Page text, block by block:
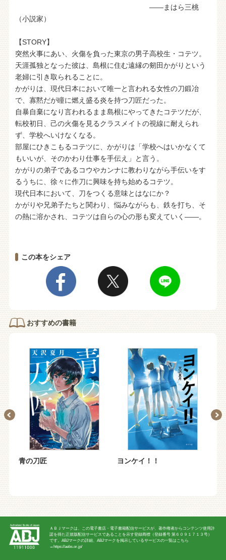
――まはら三桃
（小説家）
【STORY】
突然火事にあい、火傷を負った東京の男子高校生・コテツ。
天涯孤独となった彼は、島根に住む遠縁の剱田かがりという
老婦に引き取られることに。
かがりは、現代日本において唯一と言われる女性の刀鍛冶
で、寡黙だが瞳に燃え盛る炎を持つ刀匠だった。
自暴自棄になり言われるまま島根にやってきたコテツだが、
転校初日、己の火傷を見るクラスメイトの視線に耐えられ
ず、学校へいけなくなる。
部屋にひきこもるコテツに、かがりは「学校へはいかなくて
もいいが、そのかわり仕事を手伝え」と言う。
かがりの弟子であるコウやカンナに教わりながら手伝いをす
るうちに、徐々に作刀に興味を持ち始めるコテツ。
現代日本において、刀をつくる意味とはなにか？
かがりや兄弟子たちと関わり、悩みながらも、鉄を打ち、そ
の熱に溶かされ、コテツは自らの心の形も変えていく――。
この本をシェア
おすすめの書籍
青の刀匠 ヨンケイ！！
ＡＢＪマークは、この電子書店・電子書籍配信サービスが、著作権者からコンテンツ使用許
諾を得た正規版配信サービスであることを示す登録商標（登録番号 第６０９１７１３号）
です。ABJマークの詳細、ABJマークを掲示しているサービスの一覧はこちら
→ https://aebs.or.jp/